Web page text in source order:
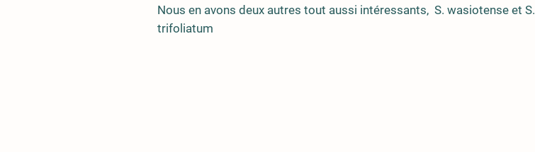
Nous en avons deux autres tout aussi intéressants, S. wasiotense et S.
trifoliatum